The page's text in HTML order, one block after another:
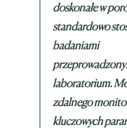
doskonałe w
standardowo
badaniami
laboratorium.
zdalnego
kluczowych